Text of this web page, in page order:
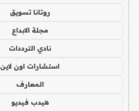
روتانا تسويق
مجلة الابداع
نادي الترددات
استشارات اون لاين
المعارف
هيدب فيديو